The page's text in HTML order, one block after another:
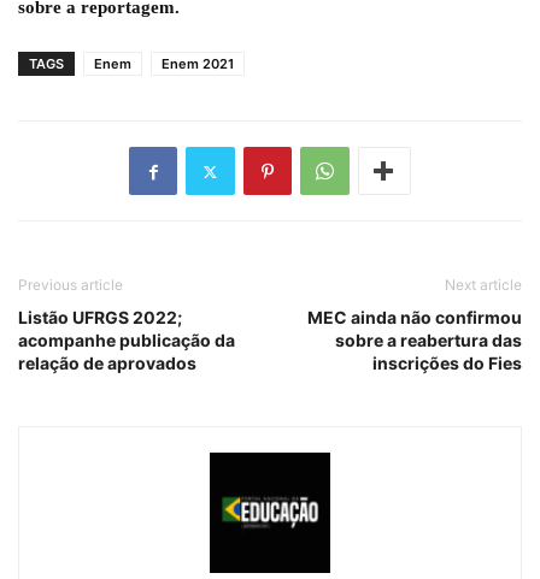
sobre a reportagem.
TAGS Enem Enem 2021
Previous article
Listão UFRGS 2022;
acompanhe publicação da
relação de aprovados
Next article
MEC ainda não confirmou
sobre a reabertura das
inscrições do Fies